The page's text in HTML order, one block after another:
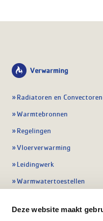
Deze website maakt
Verwarming
Radiatoren en Convectoren
Warmtebronnen
Regelingen
Vloerverwarming
Leidingwerk
Warmwatertoestellen